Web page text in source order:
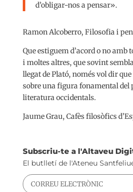
d’obligar-nos a pensar».
Ramon Alcoberro, Filosofia i
Que estiguem d’acord o no amb
i moltes altres, que sovint
llegat de Plató, només vol dir
sobre una figura fonamental del
literatura occidentals.
Jaume Grau, Cafès filosòfics
Subscriu-te a l'Altaveu
El butlletí de l'Ateneu